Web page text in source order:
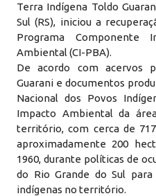
Terra Indígena Toldo
Sul (RS), iniciou a
Programa Componente
Ambiental (CI-PBA).
De acordo com acervos
Guarani e documentos
Nacional dos Povos
Impacto Ambiental da
território, com cerca de
aproximadamente 200
1960, durante políticas de
do Rio Grande do Sul
indígenas no território.